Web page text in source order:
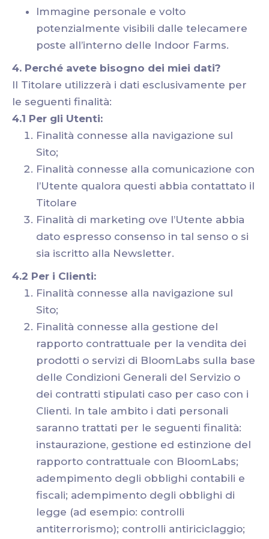
Immagine personale e volto
potenzialmente visibili dalle telecamere
poste all’interno delle Indoor Farms.
4. Perché avete bisogno dei miei dati?
Il Titolare utilizzerà i dati esclusivamente per
le seguenti finalità:
4.1 Per gli Utenti:
Finalità connesse alla navigazione sul
Sito;
Finalità connesse alla comunicazione con
l’Utente qualora questi abbia contattato il
Titolare
Finalità di marketing ove l’Utente abbia
dato espresso consenso in tal senso o si
sia iscritto alla Newsletter.
4.2 Per i Clienti:
Finalità connesse alla navigazione sul
Sito;
Finalità connesse alla gestione del
rapporto contrattuale per la vendita dei
prodotti o servizi di BloomLabs sulla base
delle Condizioni Generali del Servizio o
dei contratti stipulati caso per caso con i
Clienti. In tale ambito i dati personali
saranno trattati per le seguenti finalità:
instaurazione, gestione ed estinzione del
rapporto contrattuale con BloomLabs;
adempimento degli obblighi contabili e
fiscali; adempimento degli obblighi di
legge (ad esempio: controlli
antiterrorismo); controlli antiriciclaggio;